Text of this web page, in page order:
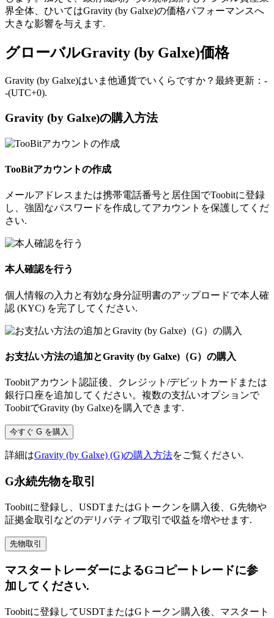
界全体、ひいてはGravity (by Galxe)の価格パフォーマンスへ
大きな影響を与えます.
グローバルGravity (by Galxe)価格
Gravity (by Galxe)はいま他通貨でいくらですか？最終更新：-
-(UTC+0).
Gravity (by Galxe)の購入方法
TooBitアカウントの作成
メールアドレスまたは携帯電話番号と居住国でToobitに登録
し、強固なパスワードを作成してアカウントを保護してくだ
さい.
本人確認を行う
個人情報の入力と有効な身分証明書のアップロードで本人確
認 (KYC) を完了してください.
お支払い方法の追加とGravity (by Galxe)（G）の購入
Toobitアカウント認証後、クレジット/デビットカードまたは
銀行口座を追加してください。複数の支払いオプションで
ToobitでGravity (by Galxe)を購入できます.
今すぐ G を購入
詳細はGravity (by Galxe) (G)の購入方法をご覧ください.
G永続先物を取引
Toobitに登録し、USDTまたはGトークンを購入後、G先物や
証拠金取引などのデリバティブ取引で収益を増やせます.
先物取引
マスタートレーダーによるGコピートレードに参
加してください.
Toobitに登録してUSDTまたはGトークン購入後、マスタート